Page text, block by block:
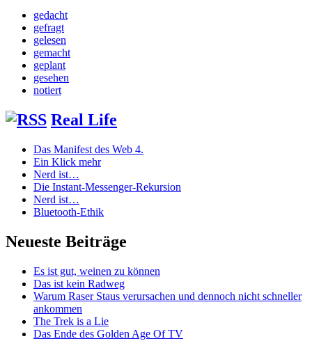
gedacht
gefragt
gelesen
gemacht
geplant
gesehen
notiert
Real Life
Das Manifest des Web 4.
Ein Klick mehr
Nerd ist…
Die Instant-Messenger-Rekursion
Nerd ist…
Bluetooth-Ethik
Neueste Beiträge
Es ist gut, weinen zu können
Das ist kein Radweg
Warum Raser Staus verursachen und dennoch nicht schneller
ankommen
The Trek is a Lie
Das Ende des Golden Age Of TV